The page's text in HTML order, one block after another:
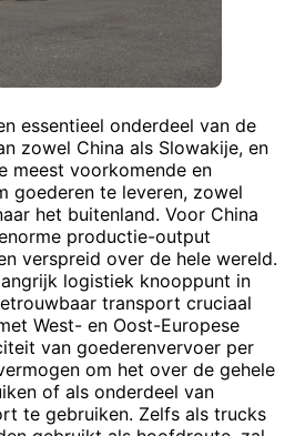
essentieel onderdeel van de
zowel China als Slowakije, en
meest voorkomende en
goederen te leveren, zowel
het buitenland. Voor China
productie-output
verspreid over de hele wereld.
logistiek knooppunt in
transport cruciaal
West- en Oost-Europese
van goederenvervoer per
om het over de gehele
of als onderdeel van
te gebruiken. Zelfs als trucks